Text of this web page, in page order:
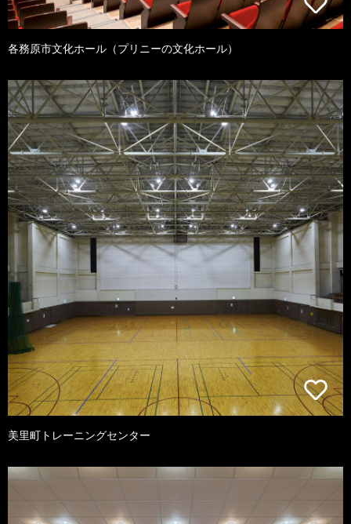
各務原市文化ホール（プリニーの文化ホール）
美里町トレーニングセンター